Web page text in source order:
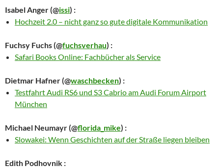
Isabel Anger(@issi) :
Hochzeit 2.0 – nicht ganz so gute digitale Kommunikation
Fuchsy Fuchs(@fuchsverhau) :
Safari Books Online: Fachbücher als Service
Dietmar Hafner(@waschbecken) :
Testfahrt Audi RS6 und S3 Cabrio am Audi Forum Airport
München
Michael Neumayr(@florida_mike) :
Slowakei: Wenn Geschichten auf der Straße liegen bleiben
Edith Podhovnik :